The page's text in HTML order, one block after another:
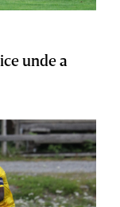
unde a